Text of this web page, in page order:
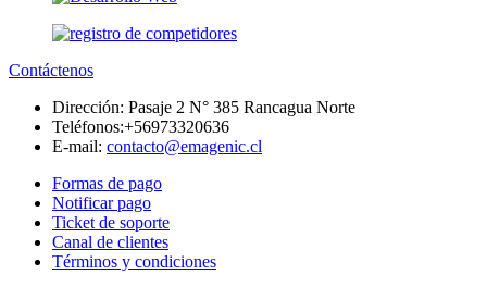
Contáctenos
Dirección: Pasaje 2 N° 385 Rancagua Norte
Teléfonos:+56973320636
E-mail: contacto@emagenic.cl
Formas de pago
Notificar pago
Ticket de soporte
Canal de clientes
Términos y condiciones